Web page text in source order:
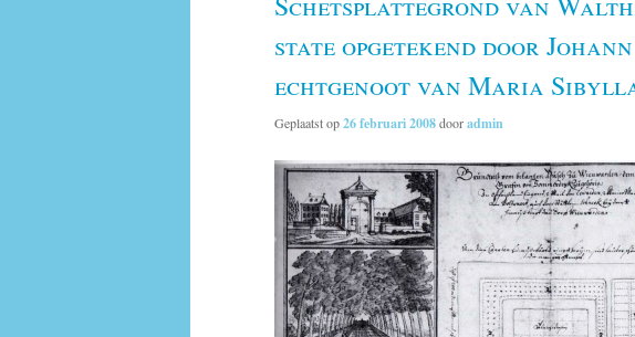
state opgetekend door
echtgenoot van Maria
Geplaatst op26 februari 2008dooradmin